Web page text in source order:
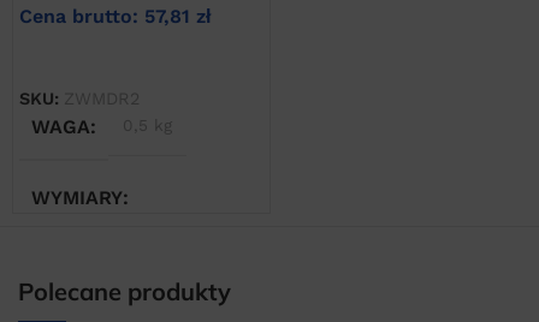
Cena brutto: 57,81 zł
SKU: ZWMDR2
WAGA 0,5 kg
WYMIARY
Polecane produkty